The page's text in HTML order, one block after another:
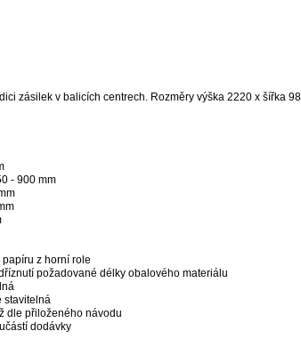
zásilek v balicích centrech. Rozměry výška 2220 x šířka
- 900 mm
z horní role
požadované délky obalového materiálu
stavitelná
dle přiloženého návodu
dodávky